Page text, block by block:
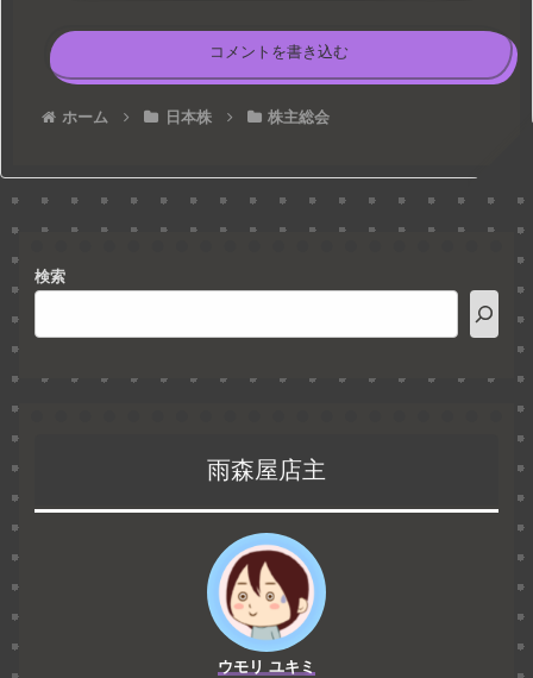
コメントを書き込む
ホーム 日本株 株主総会
検索
雨森屋店主
ウモリ ユキミ